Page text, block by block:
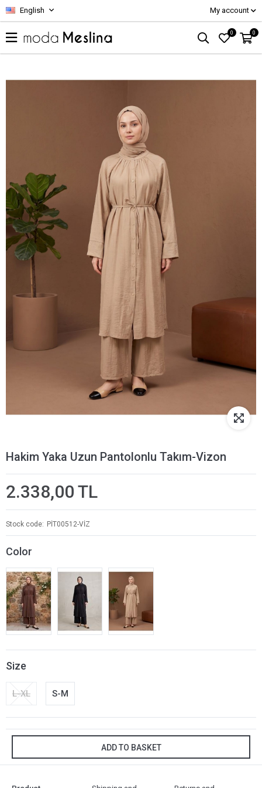
English My account
0 0
Hakim Yaka Uzun Pantolonlu Takım-Vizon
2.338,00 TL
Stock code PİT00512-VİZ
Color
Size
L-XL S-M
ADD TO BASKET